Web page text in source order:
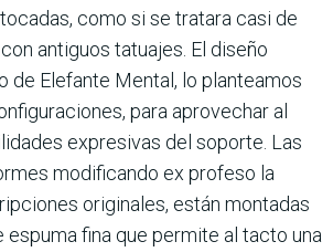
como si se tratara casi de
antiguos tatuajes. El diseño
de Elefante Men­tal, lo planteamos
para aprovechar al
expresivas del soporte. Las
modificando ex profeso la
originales, están montadas
espuma fina que permite al tacto una